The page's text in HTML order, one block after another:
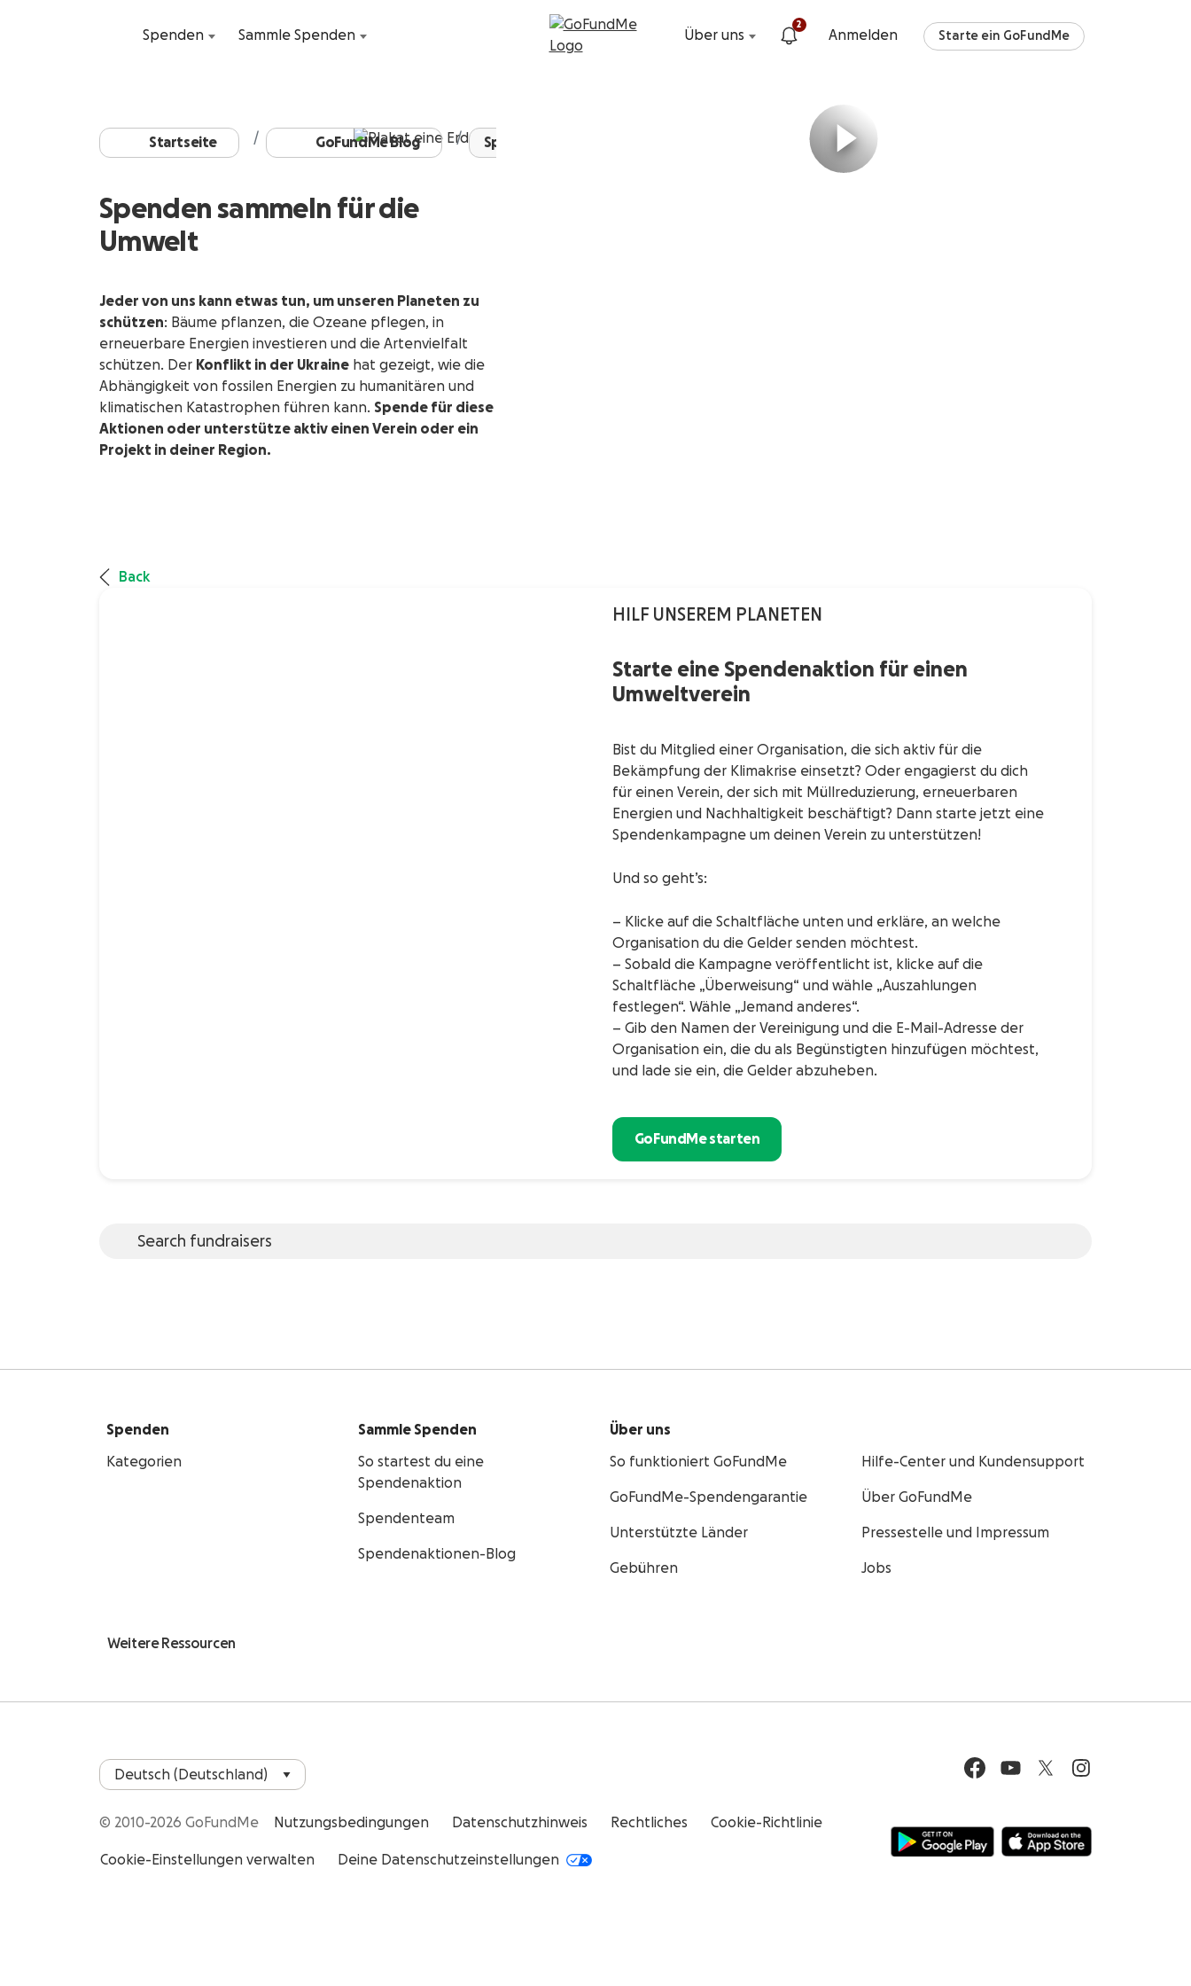
Spenden Sammle Spenden Über uns
2
Anmelden Starte ein GoFundMe
Startseite GoFundMe Blog Spenden sammeln für ...
Spenden sammeln für die
Umwelt
Jeder von uns kann etwas tun, um unseren Planeten zu
schützen: Bäume pflanzen, die Ozeane pflegen, in
erneuerbare Energien investieren und die Artenvielfalt
schützen. Der Konflikt in der Ukraine hat gezeigt, wie die
Abhängigkeit von fossilen Energien zu humanitären und
klimatischen Katastrophen führen kann. Spende für diese
Aktionen oder unterstütze aktiv einen Verein oder ein
Projekt in deiner Region.
Back
HILF UNSEREM PLANETEN
Starte eine Spendenaktion für einen
Umweltverein
Bist du Mitglied einer Organisation, die sich aktiv für die
Bekämpfung der Klimakrise einsetzt? Oder engagierst du dich
für einen Verein, der sich mit Müllreduzierung, erneuerbaren
Energien und Nachhaltigkeit beschäftigt? Dann starte jetzt eine
Spendenkampagne um deinen Verein zu unterstützen!
Und so geht’s:
– Klicke auf die Schaltfläche unten und erkläre, an welche
Organisation du die Gelder senden möchtest.
– Sobald die Kampagne veröffentlicht ist, klicke auf die
Schaltfläche „Überweisung“ und wähle „Auszahlungen
festlegen“. Wähle „Jemand anderes“.
– Gib den Namen der Vereinigung und die E-Mail-Adresse der
Organisation ein, die du als Begünstigten hinzufügen möchtest,
und lade sie ein, die Gelder abzuheben.
GoFundMe starten
Spenden
Kategorien
Sammle Spenden
So startest du eine
Spendenaktion
Spendenteam
Spendenaktionen-Blog
Über uns
So funktioniert GoFundMe
GoFundMe-Spendengarantie
Unterstützte Länder
Gebühren
Hilfe-Center und Kundensupport
Über GoFundMe
Pressestelle und Impressum
Jobs
Weitere Ressourcen
© 2010-2026 GoFundMe Nutzungsbedingungen Datenschutzhinweis Rechtliches Cookie-Richtlinie
Cookie-Einstellungen verwalten Deine Datenschutzeinstellungen